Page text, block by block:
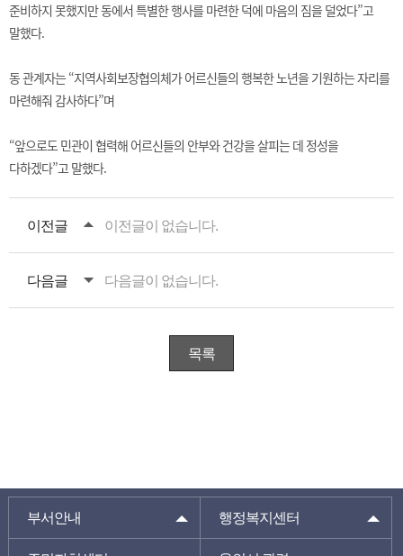
준비하지 못했지만 동에서 특별한 행사를 마련한 덕에 마음의 짐을 덜었다”고
말했다.
동 관계자는 “지역사회보장협의체가 어르신들의 행복한 노년을 기원하는 자리를
마련해줘 감사하다”며
“앞으로도 민관이 협력해 어르신들의 안부와 건강을 살피는 데 정성을
다하겠다”고 말했다.
이전글 이전글이 없습니다.
다음글 다음글이 없습니다.
목록
부서안내 행정복지센터